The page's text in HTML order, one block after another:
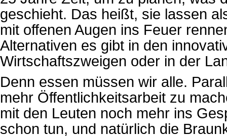
geschieht. Das heißt, sie lassen
mit offenen Augen ins Feuer
Alternativen es gibt in den
Wirtschaftszweigen oder in der
Denn essen müssen wir alle.
mehr Öffentlichkeitsarbeit zu
mit den Leuten noch mehr ins
schon tun, und natürlich die